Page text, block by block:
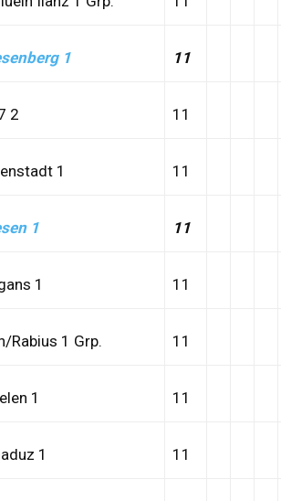
1 11
2 11
1 11
1 11
1 11
Rabius 1 Grp. 11
1 11
1 11